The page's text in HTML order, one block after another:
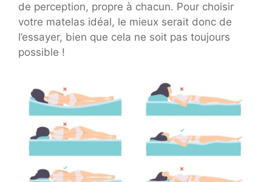
de perception, propre à chacun. Pour choisir
votre matelas idéal, le mieux serait donc de
l’essayer, bien que cela ne soit pas toujours
possible !